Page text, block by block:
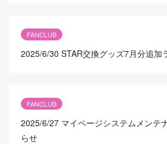
FANCLUB
2025/6/30 STAR交換グッズ7月分追加
FANCLUB
2025/6/27 マイページシステムメンテ
らせ